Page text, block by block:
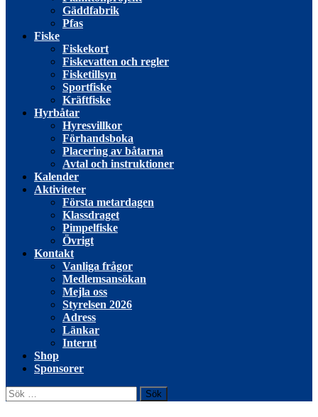
Gäddfabrik
Pfas
Fiske
Fiskekort
Fiskevatten och regler
Fisketillsyn
Sportfiske
Kräftfiske
Hyrbåtar
Hyresvillkor
Förhandsboka
Placering av båtarna
Avtal och instruktioner
Kalender
Aktiviteter
Första metardagen
Klassdraget
Pimpelfiske
Övrigt
Kontakt
Vanliga frågor
Medlemsansökan
Mejla oss
Styrelsen 2026
Adress
Länkar
Internt
Shop
Sponsorer
Sök
efter: